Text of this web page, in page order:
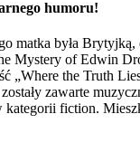
humoru!
matka była
Mystery of Edwin
the Truth
zawarte
kategorii fiction.